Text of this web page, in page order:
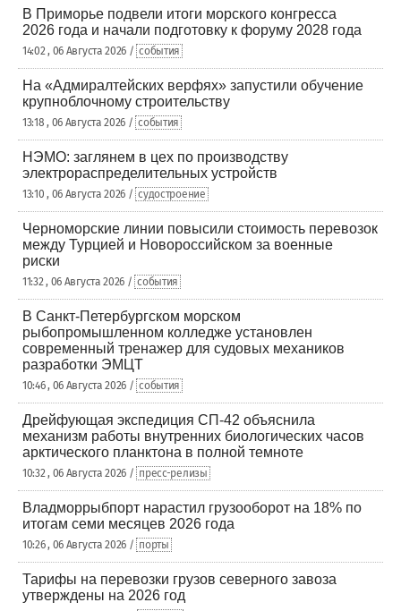
В Приморье подвели итоги морского конгресса
2026 года и начали подготовку к форуму 2028 года
14:02 , 06 Августа 2026 / события
На «Адмиралтейских верфях» запустили обучение
крупноблочному строительству
13:18 , 06 Августа 2026 / события
НЭМО: заглянем в цех по производству
электрораспределительных устройств
13:10 , 06 Августа 2026 / судостроение
Черноморские линии повысили стоимость перевозок
между Турцией и Новороссийском за военные
риски
11:32 , 06 Августа 2026 / события
В Санкт-Петербургском морском
рыбопромышленном колледже установлен
современный тренажер для судовых механиков
разработки ЭМЦТ
10:46 , 06 Августа 2026 / события
Дрейфующая экспедиция СП-42 объяснила
механизм работы внутренних биологических часов
арктического планктона в полной темноте
10:32 , 06 Августа 2026 / пресс-релизы
Владморрыбпорт нарастил грузооборот на 18% по
итогам семи месяцев 2026 года
10:26 , 06 Августа 2026 / порты
Тарифы на перевозки грузов северного завоза
утверждены на 2026 год